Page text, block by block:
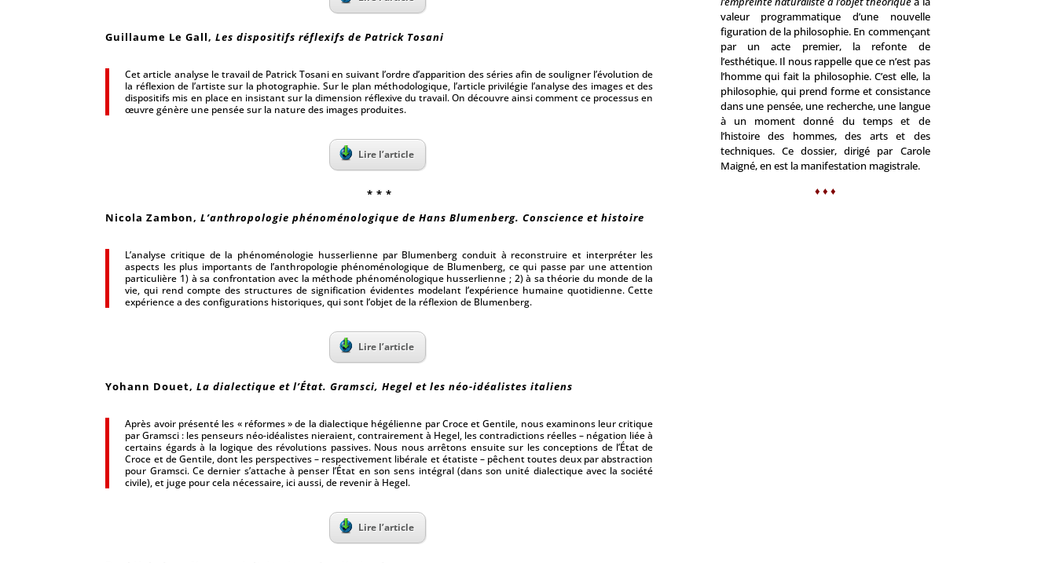
Guillaume Le Gall,Les dispositifs réflexifs de Patrick Tosani
Cet article analyse le travail de Patrick Tosani en suivant l’ordre d’apparition des séries afin de souligner l’évolution de
la réflexion de l’artiste sur la photographie. Sur le plan méthodologique, l’article privilégie l’analyse des images et des
dispositifs mis en place en insistant sur la dimension réflexive du travail. On découvre ainsi comment ce processus en
œuvre génère une pensée sur la nature des images produites.
Lire l’article
* * *
Nicola Zambon,L’anthropologie phénoménologique de Hans Blumenberg. Conscience et histoire
L’analyse critique de la phénoménologie husserlienne par Blumenberg conduit à reconstruire et interpréter les
aspects les plus importants de l’anthropologie phénoménologique de Blumenberg, ce qui passe par une attention
particulière 1) à sa confrontation avec la méthode phénoménologique husserlienne ; 2) à sa théorie du monde de la
vie, qui rend compte des structures de signification évidentes modelant l’expérience humaine quotidienne. Cette
expérience a des configurations historiques, qui sont l’objet de la réflexion de Blumenberg.
Lire l’article
Yohann Douet,La dialectique et l’État. Gramsci, Hegel et les néo-idéalistes italiens
Après avoir présenté les « réformes » de la dialectique hégélienne par Croce et Gentile, nous examinons leur critique
par Gramsci : les penseurs néo-idéalistes nieraient, contrairement à Hegel, les contradictions réelles – négation liée à
certains égards à la logique des révolutions passives. Nous nous arrêtons ensuite sur les conceptions de l’État de
Croce et de Gentile, dont les perspectives – respectivement libérale et étatiste – pêchent toutes deux par abstraction
pour Gramsci. Ce dernier s’attache à penser l’État en son sens intégral (dans son unité dialectique avec la société
civile), et juge pour cela nécessaire, ici aussi, de revenir à Hegel.
Lire l’article
valeur programmatique d’une nouvelle
figuration de la philosophie. En commençant
par un acte premier, la refonte de
l’esthétique. Il nous rappelle que ce n’est pas
l’homme qui fait la philosophie. C’est elle, la
philosophie, qui prend forme et consistance
dans une pensée, une recherche, une langue
à un moment donné du temps et de
l’histoire des hommes, des arts et des
techniques. Ce dossier, dirigé par Carole
Maigné, en est la manifestation magistrale.
♦ ♦ ♦